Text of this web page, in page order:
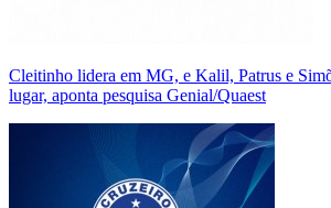
Cleitinho lidera em MG, e Kalil, Patrus e
lugar, aponta pesquisa Genial/Quaest